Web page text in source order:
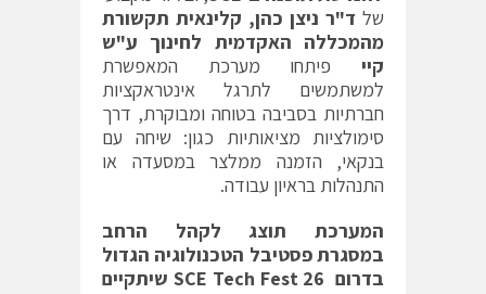
של ד"ר ניצן כהן, קלינאית תקשורת
מהמכללה האקדמית לחינוך ע"ש
קיי פיתחו מערכת המאפשרת
למשתמשים לתרגל אינטראקציות
חברתיות בסביבה בטוחה ומבוקרת, דרך
סימולציות מציאותיות כגון: שיחה עם
בנקאי, הזמנה ממלצר במסעדה או
התנהלות בראיון עבודה.
המערכת תוצג לקהל הרחב
במסגרת פסטיבל הטכנולוגיה הגדול
בדרום SCE Tech Fest 26 שיתקיים